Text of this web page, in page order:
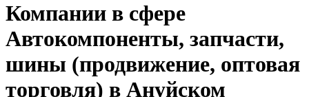
Компании в сфере
Автокомпоненты, запчасти,
шины (продвижение, оптовая
торговля) в Ануйском